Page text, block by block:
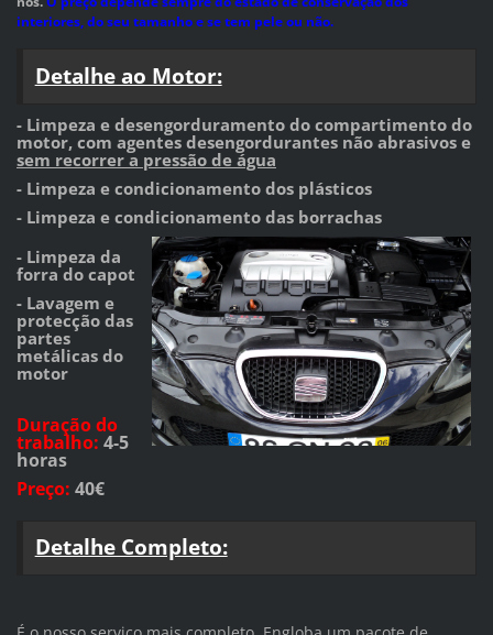
interiores, do seu tamanho e se tem pele ou não.
Detalhe ao Motor:
- Limpeza e desengorduramento do compartimento do
motor, com agentes desengordurantes não abrasivos e
sem recorrer a pressão de água
- Limpeza e condicionamento dos plásticos
- Limpeza e condicionamento das borrachas
- Limpeza da
forra do capot
- Lavagem e
protecção das
partes
metálicas do
motor
Duração do
trabalho: 4-5
horas
Preço: 40€
Detalhe Completo: